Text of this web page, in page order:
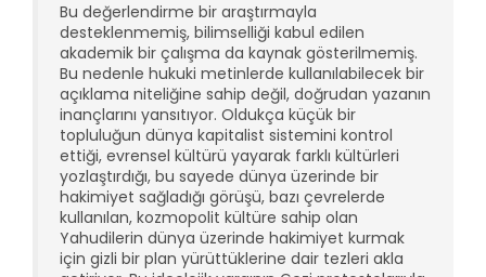
Bu değerlendirme bir araştırmayla
desteklenmemiş, bilimselliği kabul edilen
akademik bir çalışma da kaynak gösterilmemiş.
Bu nedenle hukuki metinlerde kullanılabilecek bir
açıklama niteliğine sahip değil, doğrudan yazanın
inançlarını yansıtıyor. Oldukça küçük bir
topluluğun dünya kapitalist sistemini kontrol
ettiği, evrensel kültürü yayarak farklı kültürleri
yozlaştırdığı, bu sayede dünya üzerinde bir
hakimiyet sağladığı görüşü, bazı çevrelerde
kullanılan, kozmopolit kültüre sahip olan
Yahudilerin dünya üzerinde hakimiyet kurmak
için gizli bir plan yürüttüklerine dair tezleri akla